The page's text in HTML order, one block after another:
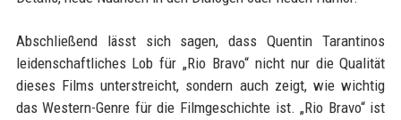
Abschließend lässt sich sagen, dass Quentin Tarantinos
leidenschaftliches Lob für „Rio Bravo“ nicht nur die Qualität
dieses Films unterstreicht, sondern auch zeigt, wie wichtig
das Western-Genre für die Filmgeschichte ist. „Rio Bravo“ ist